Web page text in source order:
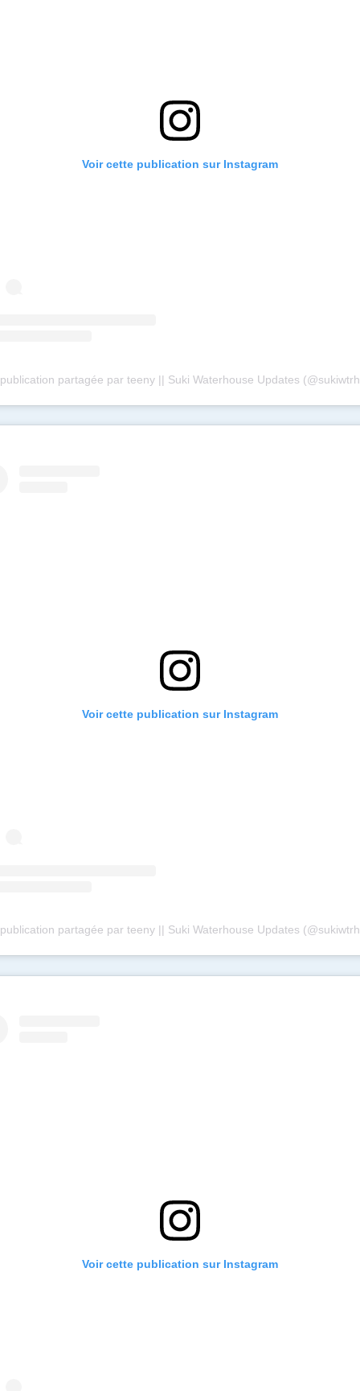
Voir cette publication sur Instagram
Voir cette publication sur Instagram
Voir cette publication sur Instagram